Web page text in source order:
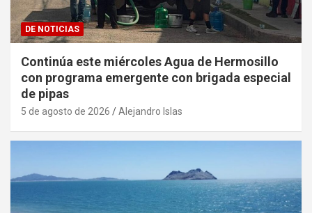
DE NOTICIAS
Continúa este miércoles Agua de Hermosillo
con programa emergente con brigada especial
de pipas
5 de agosto de 2026 Alejandro Islas